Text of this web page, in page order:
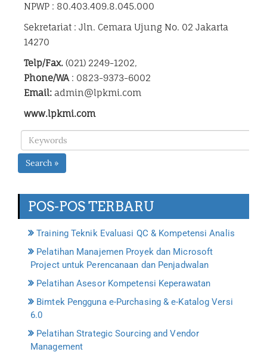
NPWP : 80.403.409.8.045.000
Sekretariat : Jln. Cemara Ujung No. 02 Jakarta
14270
Telp/Fax. (021) 2249-1202,
Phone/WA: 0823-9373-6002
Email: admin@lpkmi.com
www.lpkmi.com
Search »
POS-POS TERBARU
Training Teknik Evaluasi QC & Kompetensi Analis
Pelatihan Manajemen Proyek dan Microsoft
Project untuk Perencanaan dan Penjadwalan
Pelatihan Asesor Kompetensi Keperawatan
Bimtek Pengguna e-Purchasing & e-Katalog Versi
6.0
Pelatihan Strategic Sourcing and Vendor
Management